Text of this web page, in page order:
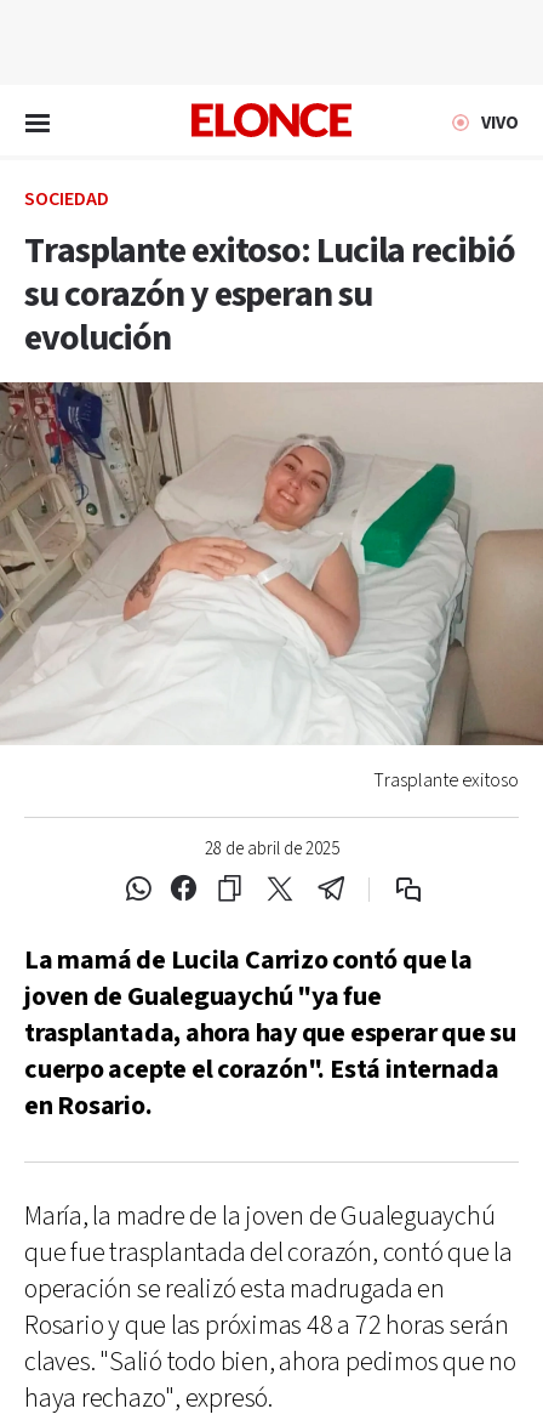
VIVO
SOCIEDAD
Trasplante exitoso: Lucila recibió
su corazón y esperan su
evolución
28 de abril de 2025
Trasplante exitoso
La mamá de Lucila Carrizo contó que la
joven de Gualeguaychú "ya fue
trasplantada, ahora hay que esperar que su
cuerpo acepte el corazón". Está internada
en Rosario.
María, la madre de la joven de Gualeguaychú
que fue trasplantada del corazón, contó que la
operación se realizó esta madrugada en
Rosario y que las próximas 48 a 72 horas serán
claves. "Salió todo bien, ahora pedimos que no
haya rechazo", expresó.